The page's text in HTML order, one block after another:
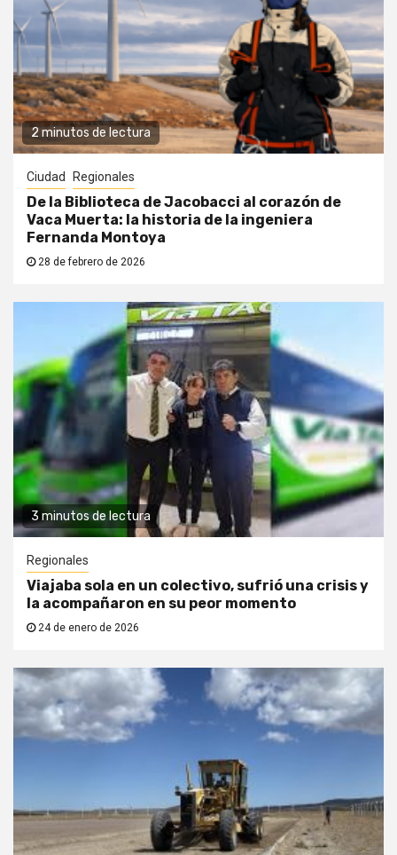
2 minutos de lectura
Ciudad Regionales
De la Biblioteca de Jacobacci al corazón de
Vaca Muerta: la historia de la ingeniera
Fernanda Montoya
28 de febrero de 2026
3 minutos de lectura
Regionales
Viajaba sola en un colectivo, sufrió una crisis y
la acompañaron en su peor momento
24 de enero de 2026